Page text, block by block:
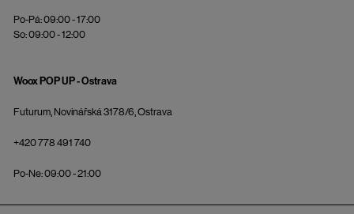
Po-Pá: 09:00 - 17:00
So: 09:00 - 12:00
Woox POP UP - Ostrava
Futurum, Novinářská 3178/6, Ostrava
+420 778 491 740
Po-Ne: 09:00 - 21:00